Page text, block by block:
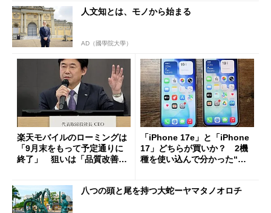
人文知とは、モノから始まる
AD（國學院大學）
楽天モバイルのローミングは
「9月末をもって予定通りに
終了」 狙いは「品質改善」
も
「iPhone 17e」と「iPhone
17」どちらが買いか？ 2機
種を使い込んで分かった“ス
八つの頭と尾を持つ大蛇ーヤマタノオロチ